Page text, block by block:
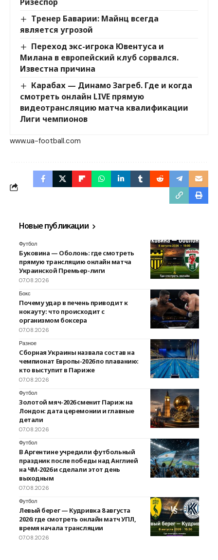
Тренер Баварии: Майнц всегда
является угрозой
Переход экс-игрока Ювентуса и
Милана в европейский клуб сорвался.
Известна причина
Карабах — Динамо Загреб. Где и когда
смотреть онлайн LIVE прямую
видеотрансляцию матча квалификации
Лиги чемпионов
www.ua-football.com
Новые публикации
Футбол
Буковина — Оболонь: где смотреть
прямую трансляцию онлайн матча
Украинской Премьер-лиги
07.08.2026
Бокс
Почему удар в печень приводит к
нокауту: что происходит с
организмом боксера
07.08.2026
Разное
Сборная Украины назвала состав на
чемпионат Европы-2026 по плаванию:
кто выступит в Париже
07.08.2026
Футбол
Золотой мяч-2026 сменит Париж на
Лондон: дата церемонии и главные
детали
07.08.2026
Футбол
В Аргентине учредили футбольный
праздник после победы над Англией
на ЧМ-2026 и сделали этот день
выходным
07.08.2026
Футбол
Левый берег — Кудривка 8 августа
2026: где смотреть онлайн матч УПЛ,
время начала трансляции
07.08.2026